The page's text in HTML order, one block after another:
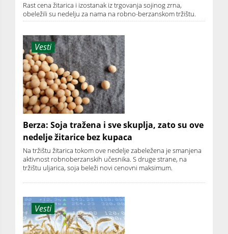
Rast cena žitarica i izostanak iz trgovanja sojinog zrna,
obeležili su nedelju za nama na robno-berzanskom tržištu.
Vesti
Berza: Soja tražena i sve skuplja, zato su ove
nedelje žitarice bez kupaca
Na tržištu žitarica tokom ove nedelje zabeležena je smanjena
aktivnost robnoberzanskih učesnika. S druge strane, na
tržištu uljarica, soja beleži novi cenovni maksimum.
Vesti